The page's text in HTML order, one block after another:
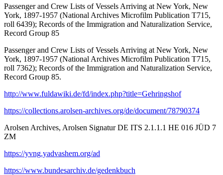
Passenger and Crew Lists of Vessels Arriving at New York, New
York, 1897-1957 (National Archives Microfilm Publication T715,
roll 6439); Records of the Immigration and Naturalization Service,
Record Group 85
Passenger and Crew Lists of Vessels Arriving at New York, New
York, 1897-1957 (National Archives Microfilm Publication T715,
roll 7362); Records of the Immigration and Naturalization Service,
Record Group 85.
http://www.fuldawiki.de/fd/index.php?title=Gehringshof
https://collections.arolsen-archives.org/de/document/78790374
Arolsen Archives, Arolsen Signatur DE ITS 2.1.1.1 HE 016 JÜD 7
ZM
https://yvng.yadvashem.org/ad
https://www.bundesarchiv.de/gedenkbuch